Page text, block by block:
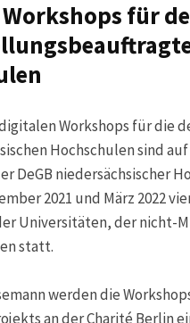
für
Workshops für die
Hochschulen sind
DeGB niedersächsischer
2021 und März 2022
Universitäten, der nicht-
statt.
werden die
an der Charité Berlin